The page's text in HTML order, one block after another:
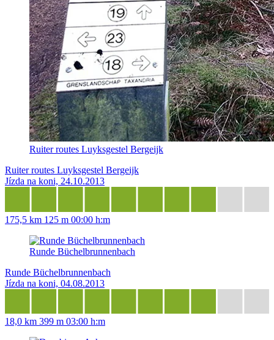
Ruiter routes Luyksgestel Bergeijk
Ruiter routes Luyksgestel Bergeijk
Jízda na koni, 24.10.2013
175,5 km 125 m 00:00 h:m
Runde Büchelbrunnenbach
Runde Büchelbrunnenbach
Jízda na koni, 04.08.2013
18,0 km 399 m 03:00 h:m